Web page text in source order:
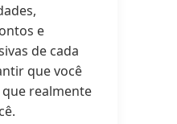
e
de cada
que você
realmente